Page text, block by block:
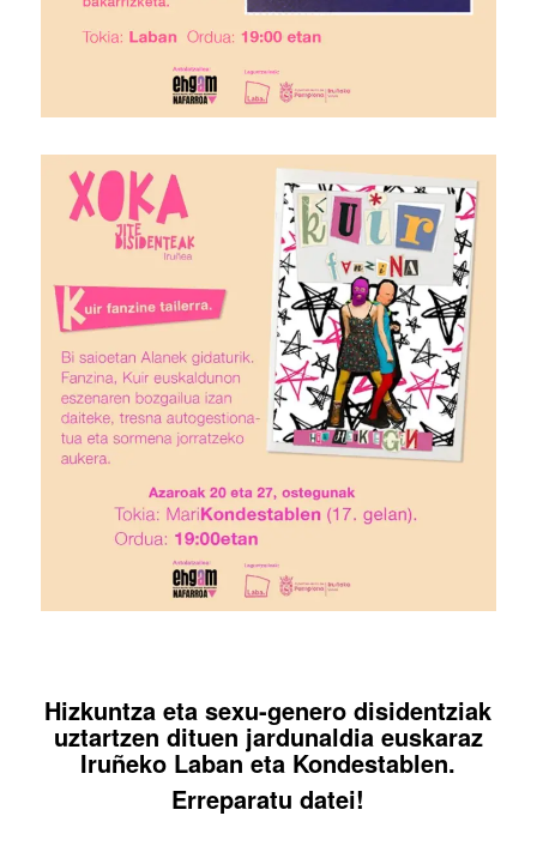
Hizkuntza eta sexu-genero disidentziak
uztartzen dituen jardunaldia euskaraz
Iruñeko Laban eta Kondestablen.
Erreparatu datei!